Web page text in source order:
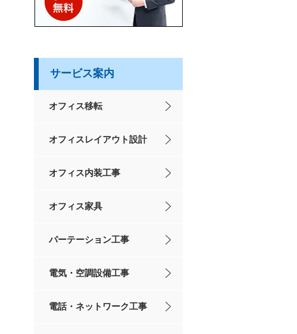
サービス案内
オフィス移転
オフィスレイアウト設計
オフィス内装工事
オフィス家具
パーテーション工事
電気・空調設備工事
電話・ネットワーク工事